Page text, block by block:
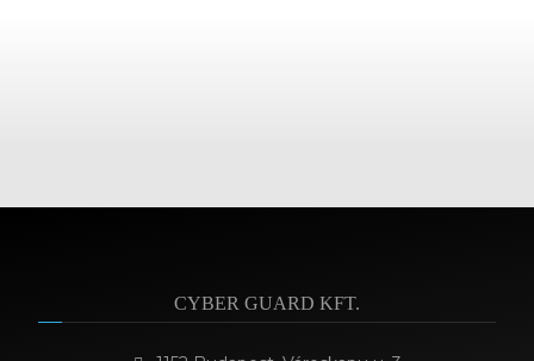
CYBER GUARD KFT.